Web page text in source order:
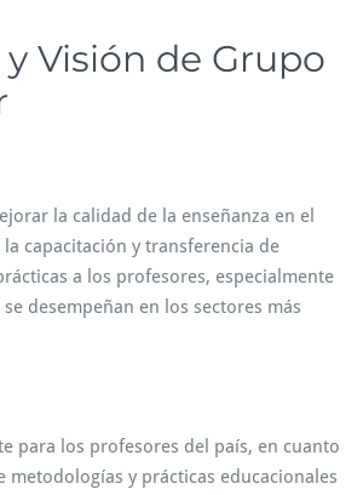
Visión de Grupo
la calidad de la enseñanza en el
capacitación y transferencia de
a los profesores, especialmente
desempeñan en los sectores más
para los profesores del país, en cuanto
metodologías y prácticas educacionales